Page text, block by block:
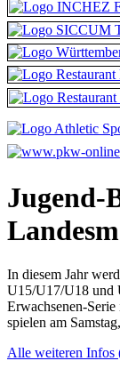
Jugend-
In diesem Jahr
U15/U17/U18 und
Erwachsenen-
spielen am
Alle weiteren Infos